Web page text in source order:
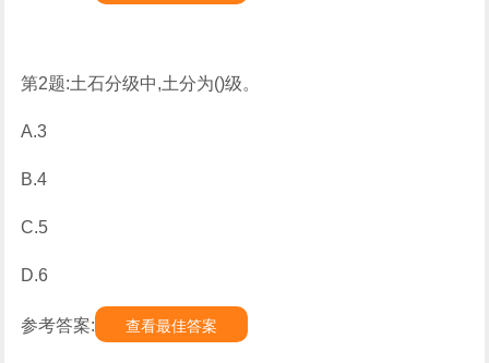
第2题:土石分级中,土分为()级。
A.3
B.4
C.5
D.6
参考答案: 查看最佳答案